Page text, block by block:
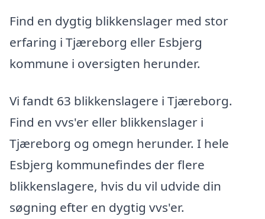
Find en dygtig blikkenslager med stor
erfaring i Tjæreborg eller Esbjerg
kommune i oversigten herunder.
Vi fandt 63 blikkenslagere i Tjæreborg.
Find en vvs'er eller blikkenslager i
Tjæreborg og omegn herunder. I hele
Esbjerg kommunefindes der flere
blikkenslagere, hvis du vil udvide din
søgning efter en dygtig vvs'er.